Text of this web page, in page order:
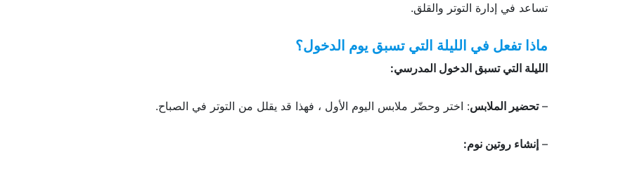
تساعد في إدارة التوتر والقلق.
ماذا تفعل في الليلة التي تسبق يوم الدخول؟
الليلة التي تسبق الدخول المدرسي:
–تحضير الملابس: اختر وحضّر ملابس اليوم الأول ، فهذا قد يقلل من التوتر في الصباح.
– إنشاء روتين نوم: